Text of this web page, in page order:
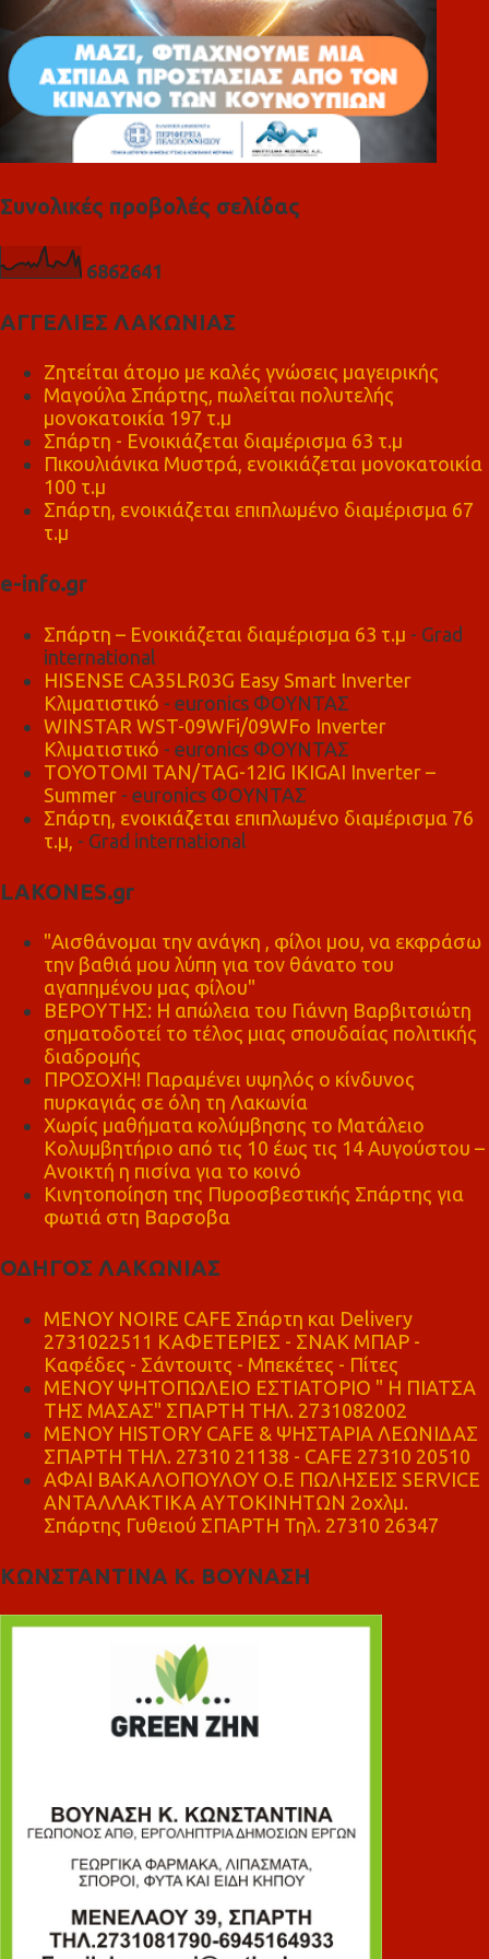
Συνολικές προβολές σελίδας
6862641
ΑΓΓΕΛΙΕΣ ΛΑΚΩΝΙΑΣ
Ζητείται άτομο με καλές γνώσεις μαγειρικής
Μαγούλα Σπάρτης, πωλείται πολυτελής
μονοκατοικία 197 τ.μ
Σπάρτη - Ενοικιάζεται διαμέρισμα 63 τ.μ
Πικουλιάνικα Μυστρά, ενοικιάζεται μονοκατοικία
100 τ.μ
Σπάρτη, ενοικιάζεται επιπλωμένο διαμέρισμα 67
τ.μ
e-info.gr
Σπάρτη – Ενοικιάζεται διαμέρισμα 63 τ.μ - Grad
international
HISENSE CA35LR03G Easy Smart Inverter
Κλιματιστικό - euronics ΦΟΥΝΤΑΣ
WINSTAR WST-09WFi/09WFo Inverter
Κλιματιστικό - euronics ΦΟΥΝΤΑΣ
TOYOTOMI TAN/TAG-12IG IKIGAI Inverter –
Summer - euronics ΦΟΥΝΤΑΣ
Σπάρτη, ενοικιάζεται επιπλωμένο διαμέρισμα 76
τ.μ, - Grad international
LAKONES.gr
"Αισθάνομαι την ανάγκη , φίλοι μου, να εκφράσω
την βαθιά μου λύπη για τον θάνατο του
αγαπημένου μας φίλου"
ΒΕΡΟΥΤΗΣ: Η απώλεια του Γιάννη Βαρβιτσιώτη
σηματοδοτεί το τέλος μιας σπουδαίας πολιτικής
διαδρομής
ΠΡΟΣΟΧΗ! Παραμένει υψηλός ο κίνδυνος
πυρκαγιάς σε όλη τη Λακωνία
Χωρίς μαθήματα κολύμβησης το Ματάλειο
Κολυμβητήριο από τις 10 έως τις 14 Αυγούστου –
Ανοικτή η πισίνα για το κοινό
Κινητοποίηση της Πυροσβεστικής Σπάρτης για
φωτιά στη Βαρσοβα
ΟΔΗΓΟΣ ΛΑΚΩΝΙΑΣ
MENOY NOIRE CAFE Σπάρτη και Delivery
2731022511 ΚΑΦΕΤΕΡΙΕΣ - ΣΝΑΚ ΜΠΑΡ -
Καφέδες - Σάντουιτς - Μπεκέτες - Πίτες
ΜΕΝΟΥ ΨΗΤΟΠΩΛΕΙΟ ΕΣΤΙΑΤΟΡΙΟ " Η ΠΙΑΤΣΑ
ΤΗΣ ΜΑΣΑΣ" ΣΠΑΡΤΗ ΤΗΛ. 2731082002
ΜΕΝΟΥ HISTORY CAFE & ΨΗΣΤΑΡΙΑ ΛΕΩΝΙΔΑΣ
ΣΠΑΡΤΗ ΤΗΛ. 27310 21138 - CAFE 27310 20510
ΑΦΑΙ ΒΑΚΑΛΟΠΟΥΛΟΥ Ο.Ε ΠΩΛΗΣΕΙΣ SERVICE
ΑΝΤΑΛΛΑΚΤΙΚΑ ΑΥΤΟΚΙΝΗΤΩΝ 2οχλμ.
Σπάρτης Γυθειού ΣΠΑΡΤΗ Τηλ. 27310 26347
ΚΩΝΣΤΑΝΤΙΝΑ Κ. ΒΟΥΝΑΣΗ